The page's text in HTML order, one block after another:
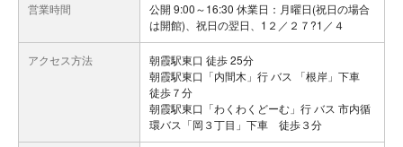
営業時間
公開 9:00～16:30 休業日：月曜日(祝日の場合
は開館)、祝日の翌日、1２／２７?1／４
アクセス方法
朝霞駅東口 徒歩 25分
朝霞駅東口「内間木」行 バス 「根岸」下車
徒歩７分
朝霞駅東口「わくわくどーむ」行 バス 市内循
環バス「岡３丁目」下車 徒歩３分